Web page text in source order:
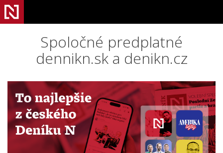
Spoločné predplatné
dennikn.sk a denikn.cz